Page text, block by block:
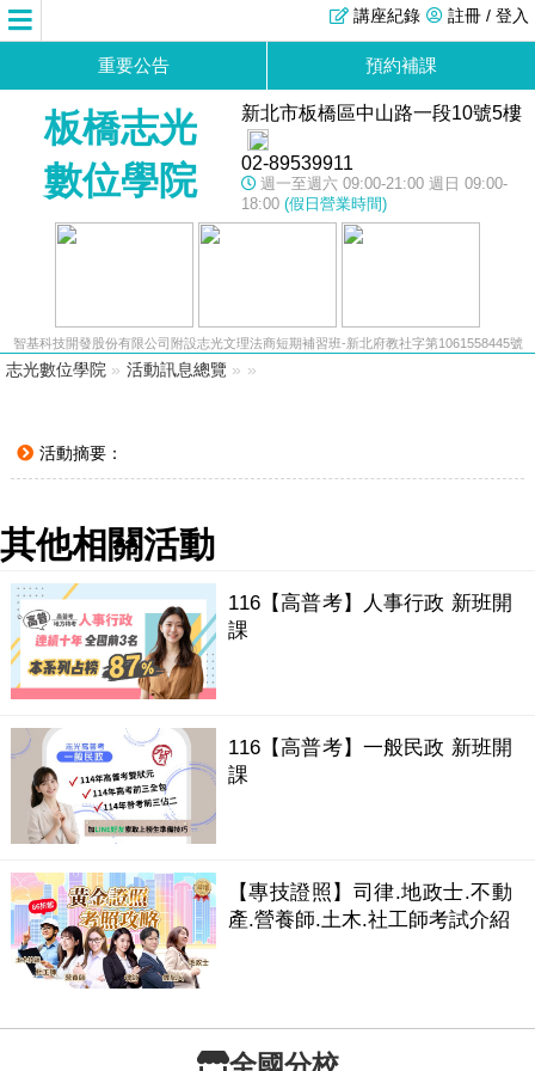
註冊 / 登入
講座紀錄
重要公告 預約補課
板橋志光
數位學院
新北市板橋區中山路一段10號5樓
02-89539911
週一至週六 09:00-21:00 週日 09:00-
18:00 (假日營業時間)
智基科技開發股份有限公司附設志光文理法商短期補習班-新北府教社字第1061558445號
志光數位學院 » 活動訊息總覽 » »
活動摘要：
其他相關活動
116【高普考】人事行政 新班開
課
116【高普考】一般民政 新班開
課
【專技證照】司律.地政士.不動
產.營養師.土木.社工師考試介紹